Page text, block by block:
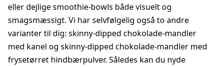
eller dejlige smoothie-bowls både visuelt og
smagsmæssigt. Vi har selvfølgelig også to andre
varianter til dig: skinny-dipped chokolade-mandler
med kanel og skinny-dipped chokolade-mandler med
frysetørret hindbærpulver. Således kan du nyde